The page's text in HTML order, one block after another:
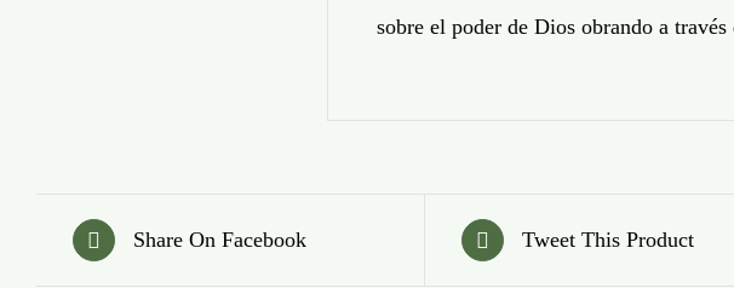
sobre el poder de Dios obrando a
Share On Facebook Tweet This Product